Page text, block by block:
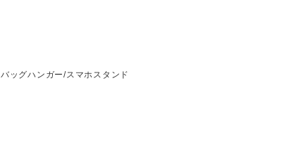
バッグハンガー/スマホスタンド